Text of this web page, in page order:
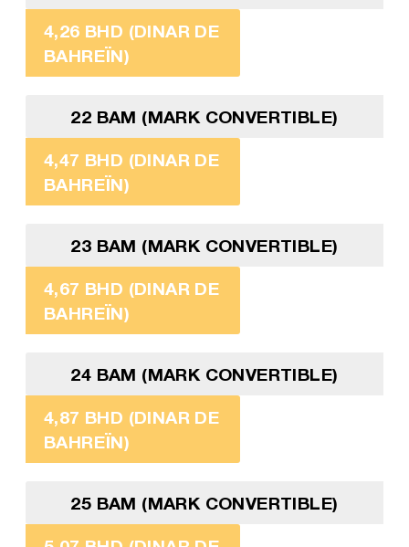
4,26 BHD (DINAR DE
BAHREÏN)
22 BAM (MARK CONVERTIBLE)
4,47 BHD (DINAR DE
BAHREÏN)
23 BAM (MARK CONVERTIBLE)
4,67 BHD (DINAR DE
BAHREÏN)
24 BAM (MARK CONVERTIBLE)
4,87 BHD (DINAR DE
BAHREÏN)
25 BAM (MARK CONVERTIBLE)